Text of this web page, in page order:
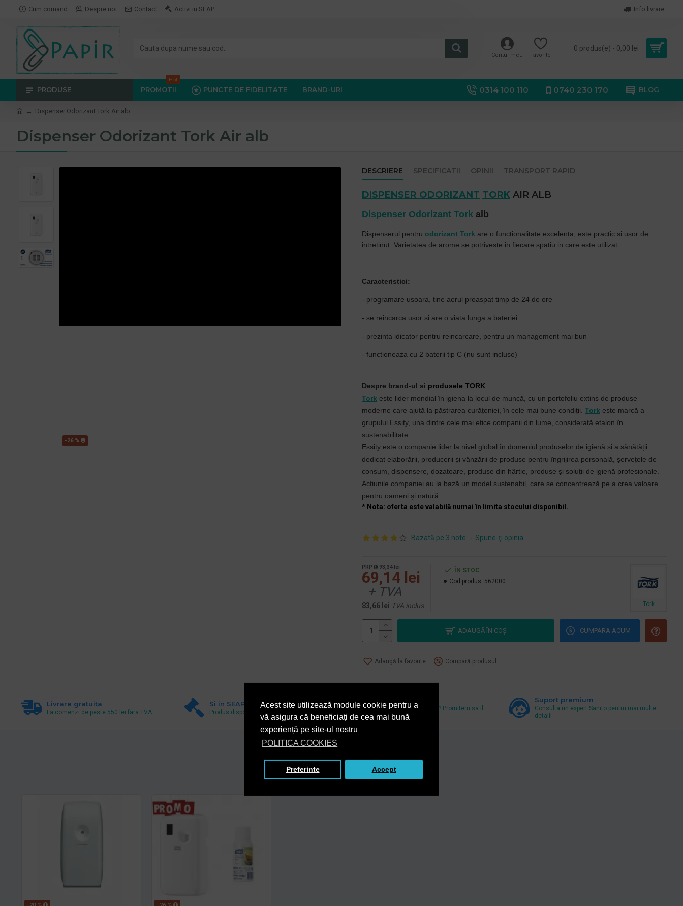
Acest site utilizează module cookie pentru a
vă asigura că beneficiați de cea mai bună
experiență pe site-ul nostru
POLITICA COOKIES
Preferinte Accept
Cum comand Despre noi Contact Activi in SEAP Info livrare
Contul meu Favorite
0 produs(e) - 0,00 lei
PRODUSE PROMOTII
Hot
PUNCTE DE FIDELITATE BRAND-URI 0314 100 110 0740 230 170 BLOG
Dispenser Odorizant Tork Air alb
Dispenser Odorizant Tork Air alb
-26 %
DESCRIERE SPECIFICATII OPINII TRANSPORT RAPID
DISPENSER ODORIZANT TORK AIR ALB
Dispenser Odorizant Tork alb
Dispenserul pentru odorizant Tork are o functionalitate excelenta, este practic si usor de
intretinut. Varietatea de arome se potriveste in fiecare spatiu in care este utilizat.
Caracteristici:
- programare usoara, tine aerul proaspat timp de 24 de ore
- se reincarca usor si are o viata lunga a bateriei
- prezinta idicator pentru reincarcare, pentru un management mai bun
- functioneaza cu 2 baterii tip C (nu sunt incluse)
Despre brand-ul si produsele TORK
Tork este lider mondial în igiena la locul de muncă, cu un portofoliu extins de produse
moderne care ajută la păstrarea curățeniei, în cele mai bune condiții. Tork este marcă a
grupului Essity, una dintre cele mai etice companii din lume, considerată etalon în
sustenabilitate.
Essity este o companie lider la nivel global în domeniul produselor de igienă și a sănătății
dedicat elaborării, producerii și vânzării de produse pentru îngrijirea personală, șervețele de
consum, dispensere, dozatoare, produse din hârtie, produse și soluții de igienă profesionale.
Acțiunile companiei au la bază un model sustenabil, care se concentrează pe a crea valoare
pentru oameni și natură.
* Nota: oferta este valabilă numai în limita stocului disponibil.
Bazată pe 3 note. - Spune-ţi opinia
PRP 93,34 lei
69,14 lei
+ TVA
83,66 lei TVA inclus
ÎN STOC
Cod produs: 562000
Tork
ADAUGĂ ÎN COŞ CUMPARA ACUM
Adaugă la favorite Compară produsul
Livrare gratuita
La comenzi de peste 550 lei fara TVA.
Si in SEAP
Produs disponibil si pe www.e-licitatie.ro
Ai gasit un pret mai mic? Promitem sa il
echivalam.
Suport premium
Consulta un expert Sanito pentru mai multe
detalii
Produse Asemanatoare De la acelasi producator